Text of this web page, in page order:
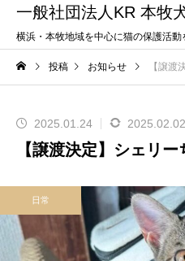
一般社団法人KR 本牧
横浜・本牧地域を中心に猫の保護活動
投稿 お知らせ 【譲渡
2025.01.24 2025.02.02
【譲渡決定】シェリー
日常